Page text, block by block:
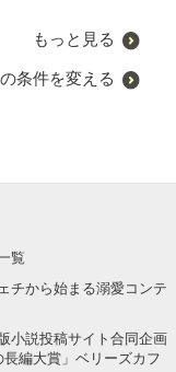
もっと見る
条件を変える
覧
チから始まる溺愛コンテ
小説投稿サイト合同企画
長編大賞」ベリーズカフ